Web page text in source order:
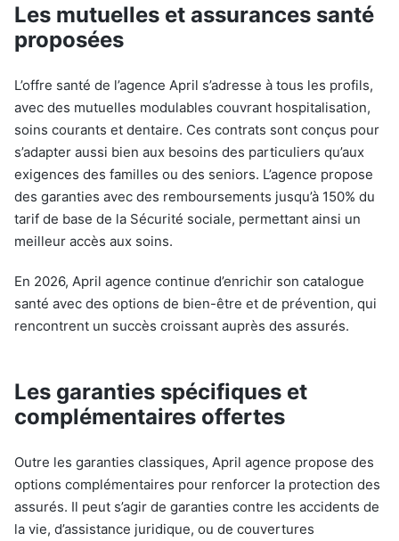
Les mutuelles et assurances santé
proposées
L’offre santé de l’agence April s’adresse à tous les profils,
avec des mutuelles modulables couvrant hospitalisation,
soins courants et dentaire. Ces contrats sont conçus pour
s’adapter aussi bien aux besoins des particuliers qu’aux
exigences des familles ou des seniors. L’agence propose
des garanties avec des remboursements jusqu’à 150% du
tarif de base de la Sécurité sociale, permettant ainsi un
meilleur accès aux soins.
En 2026, April agence continue d’enrichir son catalogue
santé avec des options de bien-être et de prévention, qui
rencontrent un succès croissant auprès des assurés.
Les garanties spécifiques et
complémentaires offertes
Outre les garanties classiques, April agence propose des
options complémentaires pour renforcer la protection des
assurés. Il peut s’agir de garanties contre les accidents de
la vie, d’assistance juridique, ou de couvertures